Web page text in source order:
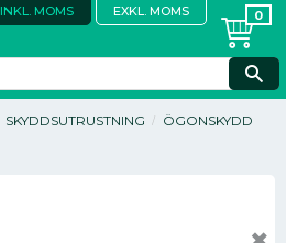
INKL. MOMS EXKL. MOMS
SKYDDSUTRUSTNING
ÖGONSKYDD